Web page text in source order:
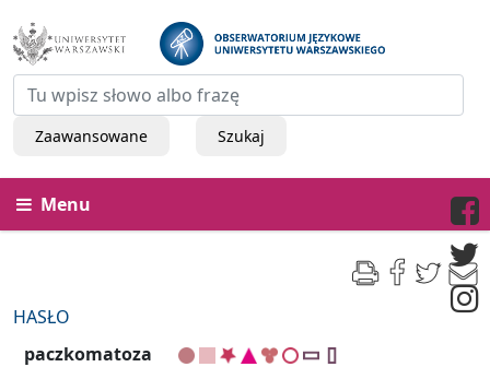
Zaawansowane Szukaj
Menu
HASŁO
paczkomatoza